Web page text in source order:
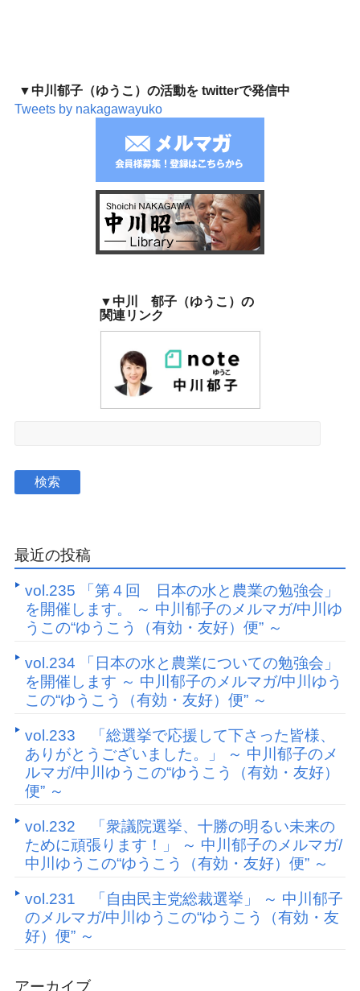
▼中川郁子（ゆうこ）の活動を twitterで発信中
Tweets by nakagawayuko
▼中川 郁子（ゆうこ）の
関連リンク
最近の投稿
vol.235 「第４回 日本の水と農業の勉強会」
を開催します。 ～ 中川郁子のメルマガ/中川ゆ
うこの“ゆうこう（有効・友好）便” ～
vol.234 「日本の水と農業についての勉強会」
を開催します ～ 中川郁子のメルマガ/中川ゆう
この“ゆうこう（有効・友好）便” ～
vol.233 「総選挙で応援して下さった皆様、
ありがとうございました。」 ～ 中川郁子のメ
ルマガ/中川ゆうこの“ゆうこう（有効・友好）
便” ～
vol.232 「衆議院選挙、十勝の明るい未来の
ために頑張ります！」 ～ 中川郁子のメルマガ/
中川ゆうこの“ゆうこう（有効・友好）便” ～
vol.231 「自由民主党総裁選挙」 ～ 中川郁子
のメルマガ/中川ゆうこの“ゆうこう（有効・友
好）便” ～
アーカイブ